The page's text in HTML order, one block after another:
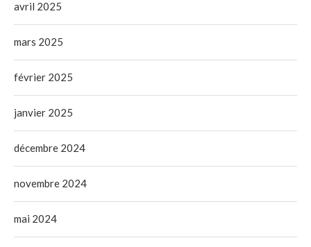
avril 2025
mars 2025
février 2025
janvier 2025
décembre 2024
novembre 2024
mai 2024